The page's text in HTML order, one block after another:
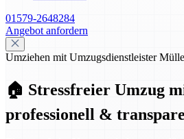
01579-2648284
Angebot anfordern
Umziehen mit Umzugsdienstleister
🏠 Stressfreier Umzug
professionell &